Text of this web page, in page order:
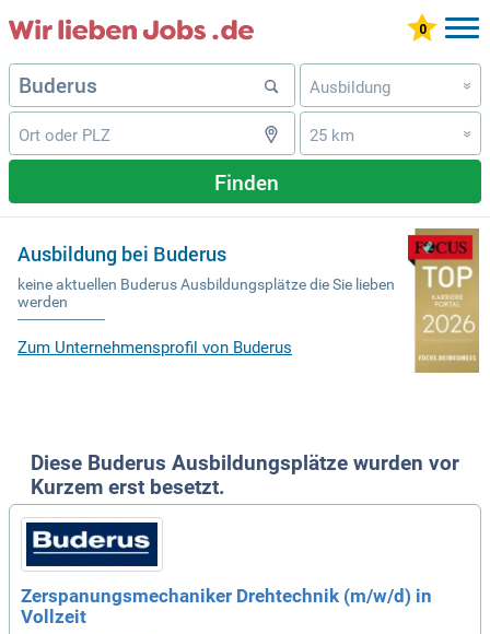
Ausbildung »
25 km »
Finden
Ausbildung bei Buderus
keine aktuellen Buderus Ausbildungsplätze die Sie lieben
werden
Zum Unternehmensprofil von Buderus
Diese Buderus Ausbildungsplätze wurden vor
Kurzem erst besetzt.
Zerspanungsmechaniker Drehtechnik (m/w/d) in
Vollzeit